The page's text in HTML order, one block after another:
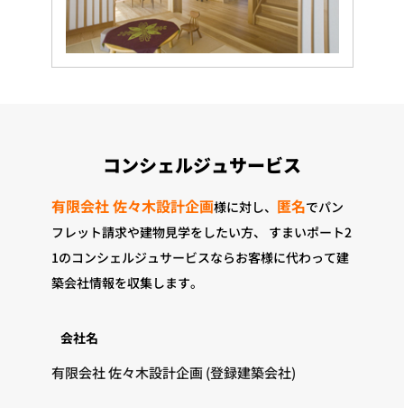
コンシェルジュサービス
有限会社 佐々木設計企画様に対し、 匿名でパン
フレット請求や建物見学をしたい方、
すまいポート2
1のコンシェルジュサービスならお客様に代わって建
築会社情報を収集します。
会社名